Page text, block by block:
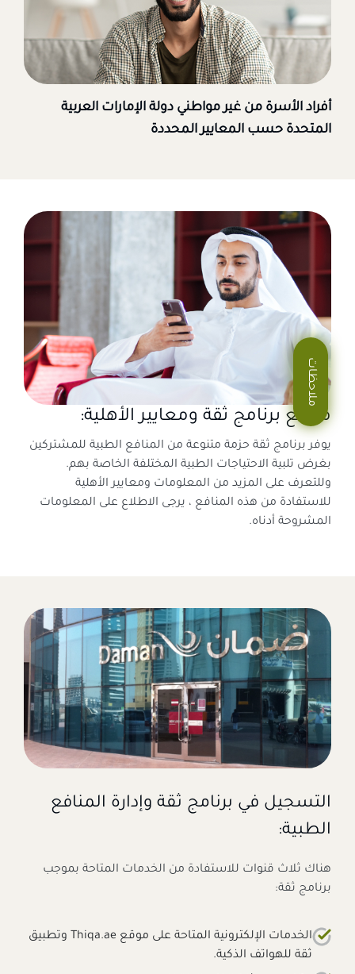
أفراد الأسرة من غير مواطني دولة الإمارات العربية
المتحدة حسب المعايير المحددة
منافع برنامج ثقة ومعايير الأهلية:
يوفر برنامج ثقة حزمة متنوعة من المنافع الطبية للمشتركين
بغرض تلبية الاحتياجات الطبية المختلفة الخاصة بهم.
وللتعرف على المزيد من المعلومات ومعايير الأهلية
للاستفادة من هذه المنافع ، يرجى الاطلاع على المعلومات
المشروحة أدناه.
التسجيل في برنامج ثقة وإدارة المنافع
الطبية:
هناك ثلاث قنوات للاستفادة من الخدمات المتاحة بموجب
برنامج ثقة:
الخدمات الإلكترونية المتاحة على موقع Thiqa.ae وتطبيق
ثقة للهواتف الذكية.
ملاحظات